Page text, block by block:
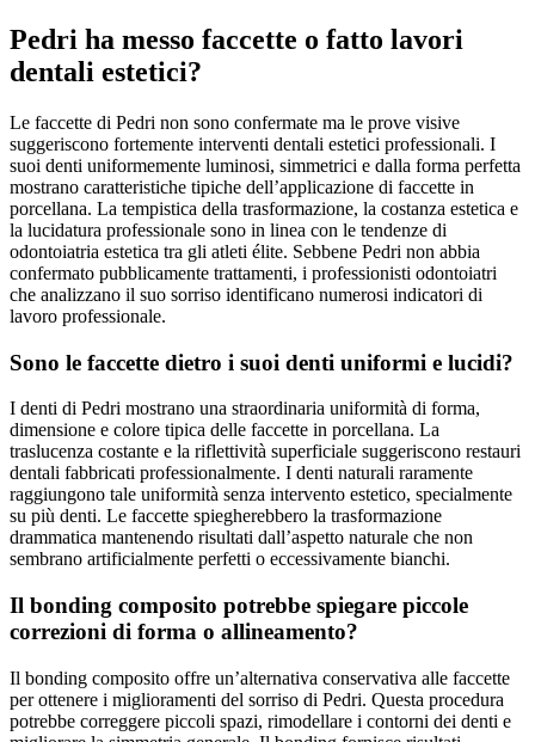
Pedri ha messo faccette o fatto lavori
dentali estetici?
Le faccette di Pedri non sono confermate ma le prove visive
suggeriscono fortemente interventi dentali estetici professionali. I
suoi denti uniformemente luminosi, simmetrici e dalla forma perfetta
mostrano caratteristiche tipiche dell’applicazione di faccette in
porcellana. La tempistica della trasformazione, la costanza estetica e
la lucidatura professionale sono in linea con le tendenze di
odontoiatria estetica tra gli atleti élite. Sebbene Pedri non abbia
confermato pubblicamente trattamenti, i professionisti odontoiatri
che analizzano il suo sorriso identificano numerosi indicatori di
lavoro professionale.
Sono le faccette dietro i suoi denti uniformi e lucidi?
I denti di Pedri mostrano una straordinaria uniformità di forma,
dimensione e colore tipica delle faccette in porcellana. La
traslucenza costante e la riflettività superficiale suggeriscono restauri
dentali fabbricati professionalmente. I denti naturali raramente
raggiungono tale uniformità senza intervento estetico, specialmente
su più denti. Le faccette spiegherebbero la trasformazione
drammatica mantenendo risultati dall’aspetto naturale che non
sembrano artificialmente perfetti o eccessivamente bianchi.
Il bonding composito potrebbe spiegare piccole
correzioni di forma o allineamento?
Il bonding composito offre un’alternativa conservativa alle faccette
per ottenere i miglioramenti del sorriso di Pedri. Questa procedura
potrebbe correggere piccoli spazi, rimodellare i contorni dei denti e